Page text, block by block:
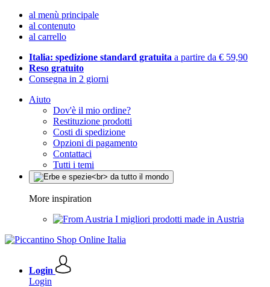
al menù principale
al contenuto
al carrello
Italia: spedizione standard gratuita a partire da € 59,90
Reso gratuito
Consegna in 2 giorni
Aiuto
Dov'è il mio ordine?
Restituzione prodotti
Costi di spedizione
Opzioni di pagamento
Contattaci
Tutti i temi
More inspiration
I migliori prodotti made in Austria
Login
Login